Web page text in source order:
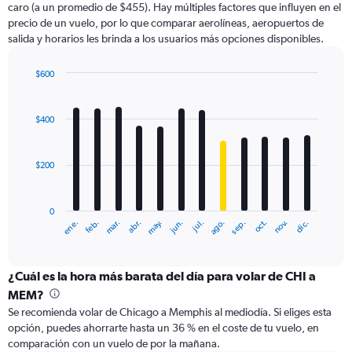
has
1
Y
displaying
caro (a un promedio de $455). Hay múltiples factores que influyen en el
precio de un vuelo, por lo que comparar aerolíneas, aeropuertos de
salida y horarios les brinda a los usuarios más opciones disponibles.
with
12
The
categories.
Range:
categories.
The
ene. feb. mar. abr. may. jun. jul. ago. sep. oct. nov. dic.
0
$200
$400
$600
¿Cuál es la hora más barata del día para volar de CHI a
MEM?
Se recomienda volar de Chicago a Memphis al mediodía. Si eliges esta
opción, puedes ahorrarte hasta un 36 % en el coste de tu vuelo, en
comparación con un vuelo de por la mañana.